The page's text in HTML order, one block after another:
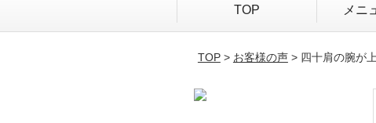
TOP メニ
TOP> お客様の声> 四十肩の腕が